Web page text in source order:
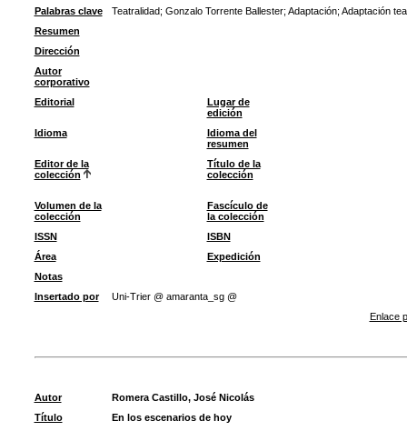
Palabras clave
Teatralidad; Gonzalo Torrente Ballester; Adaptación; Adaptación
Resumen
Dirección
Autor
corporativo
Editorial
Lugar de
edición
Idioma
Idioma del
resumen
Editor de la
colección
Título de la
colección
Volumen de la
colección
Fascículo de
la colección
ISSN
ISBN
Área
Expedición
Notas
Insertado por
Uni-Trier @ amaranta_sg @
Enlace
Autor
Romera Castillo, José Nicolás
Título
En los escenarios de hoy